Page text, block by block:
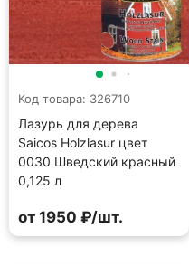
Код товара: 326710
Лазурь для дерева
Saicos Holzlasur цвет
0030 Шведский красный
0,125 л
от 1950 ₽/шт.